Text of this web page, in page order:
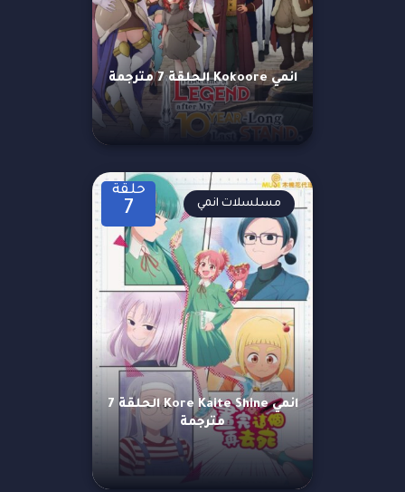
انمي Kokoore الحلقة 7 مترجمة
حلقة
7
انمي Kore Kaite Shine الحلقة 7
مترجمة
مسلسلات انمي